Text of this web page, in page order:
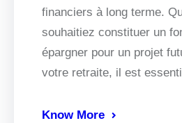
financiers à long terme.
souhaitiez constituer un
épargner pour un projet
votre retraite, il est
Know More